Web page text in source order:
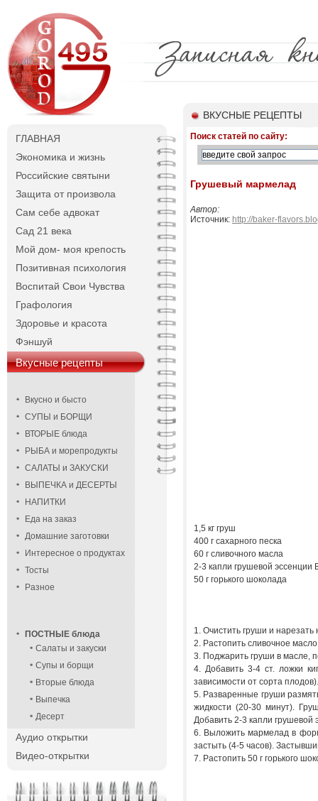
ГЛАВНАЯ
Экономика и жизнь
Российские святыни
Защита от произвола
Сам себе адвокат
Сад 21 века
Мой дом- моя крепость
Позитивная психология
Воспитай Свои Чувства
Графология
Здоровье и красота
Фэншуй
Вкусные рецепты
Вкусно и бысто
СУПЫ и БОРЩИ
ВТОРЫЕ блюда
РЫБА и морепродукты
САЛАТЫ и ЗАКУСКИ
ВЫПЕЧКА и ДЕСЕРТЫ
НАПИТКИ
Еда на заказ
Домашние заготовки
Интересное о продуктах
Тосты
Разное
ПОСТНЫЕ блюда
Салаты и закуски
Супы и борщи
Вторые блюда
Выпечка
Десерт
Аудио открытки
Видео-открытки
ВКУСНЫЕ РЕЦЕПТЫ
Поиск статей по сайту:
Грушевый мармелад
Автор:
Источник: http://baker-
1,5 кг груш
400 г сахарного песка
60 г сливочного масла
2-3 капли грушевой эссенции
50 г горького шоколада
1. Очистить груши и нарезать
2. Растопить сливочное
3. Поджарить груши в масле,
4. Добавить 3-4 ст. ложки
зависимости от сорта плодов).
5. Разваренные груши
жидкости (20-30 минут).
Добавить 2-3 капли
6. Выложить мармелад в
застыть (4-5 часов).
7. Растопить 50 г горького